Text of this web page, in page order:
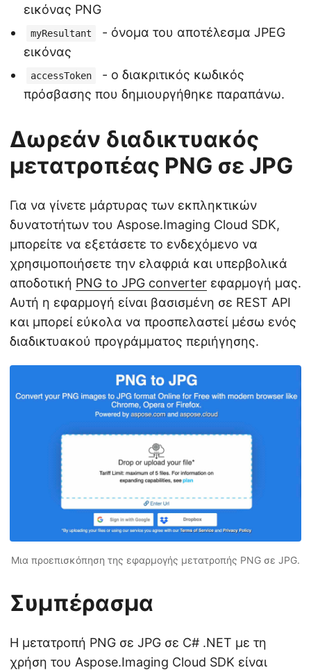
εικόνας PNG
myResultant
- όνομα του αποτέλεσμα JPEG
εικόνας
accessToken
- ο διακριτικός κωδικός
πρόσβασης που δημιουργήθηκε παραπάνω.
Δωρεάν διαδικτυακός
μετατροπέας PNG σε JPG
Για να γίνετε μάρτυρας των εκπληκτικών
δυνατοτήτων του Aspose.Imaging Cloud SDK,
μπορείτε να εξετάσετε το ενδεχόμενο να
χρησιμοποιήσετε την ελαφριά και υπερβολικά
αποδοτική PNG to JPG converter εφαρμογή μας.
Αυτή η εφαρμογή είναι βασισμένη σε REST API
και μπορεί εύκολα να προσπελαστεί μέσω ενός
διαδικτυακού προγράμματος περιήγησης.
Μια προεπισκόπηση της εφαρμογής μετατροπής PNG σε JPG.
Συμπέρασμα
Η μετατροπή PNG σε JPG σε C# .NET με τη
χρήση του Aspose.Imaging Cloud SDK είναι